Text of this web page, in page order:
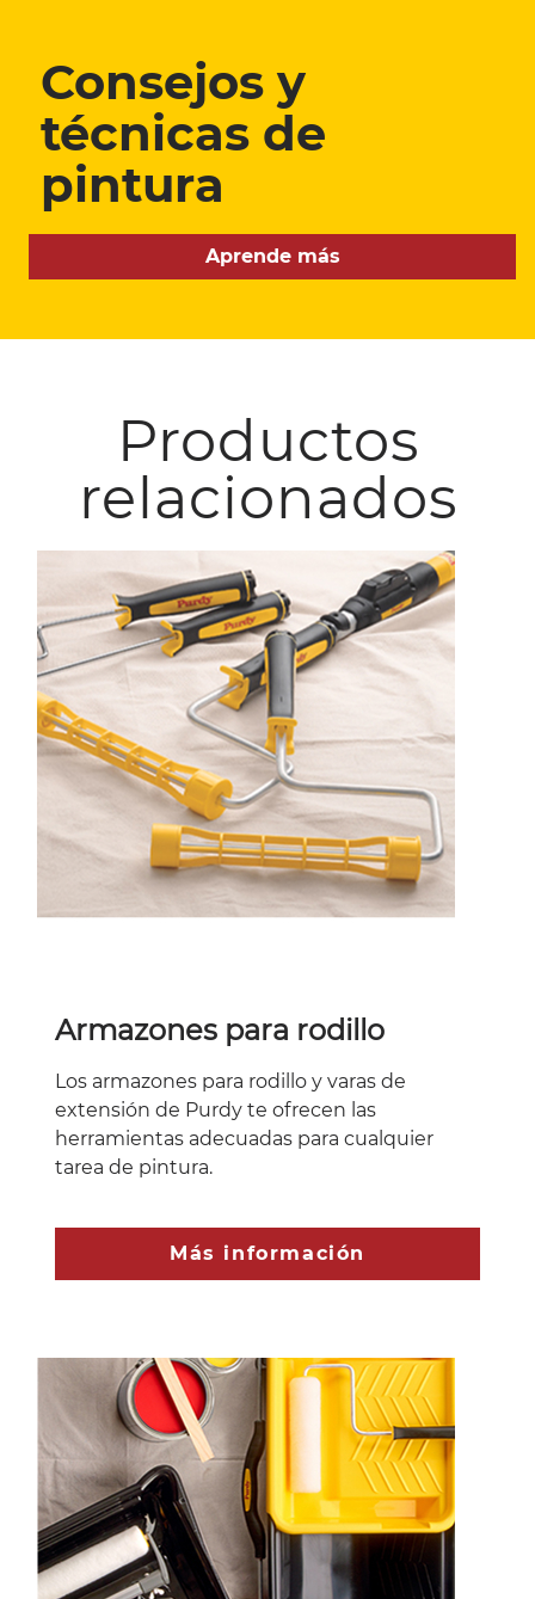
Consejos y
técnicas de
pintura
Aprende más
Productos
relacionados
Armazones para rodillo
Los armazones para rodillo y varas de
extensión de Purdy te ofrecen las
herramientas adecuadas para cualquier
tarea de pintura.
Más información